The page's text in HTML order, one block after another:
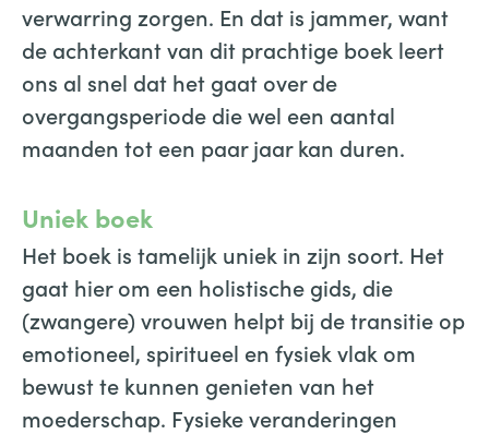
verwarring zorgen. En dat is jammer, want
de achterkant van dit prachtige boek leert
ons al snel dat het gaat over de
overgangsperiode die wel een aantal
maanden tot een paar jaar kan duren.
Uniek boek
Het boek is tamelijk uniek in zijn soort. Het
gaat hier om een holistische gids, die
(zwangere) vrouwen helpt bij de transitie op
emotioneel, spiritueel en fysiek vlak om
bewust te kunnen genieten van het
moederschap. Fysieke veranderingen